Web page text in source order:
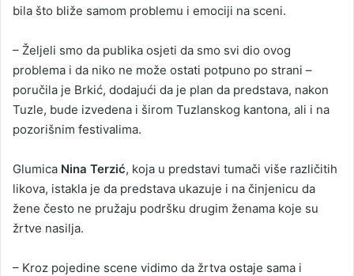
bila što bliže samom problemu i emociji na sceni.
– Željeli smo da publika osjeti da smo svi dio ovog
problema i da niko ne može ostati potpuno po strani –
poručila je Brkić, dodajući da je plan da predstava, nakon
Tuzle, bude izvedena i širom Tuzlanskog kantona, ali i na
pozorišnim festivalima.
Glumica Nina Terzić, koja u predstavi tumači više različitih
likova, istakla je da predstava ukazuje i na činjenicu da
žene često ne pružaju podršku drugim ženama koje su
žrtve nasilja.
– Kroz pojedine scene vidimo da žrtva ostaje sama i